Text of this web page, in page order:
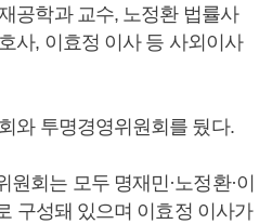
공학과 교수, 노정환 법률사
사, 이효정 이사 등 사외이사
와 투명경영위원회를 뒀다.
회는 모두 명재민·노정환·이
구성돼 있으며 이효정 이사가